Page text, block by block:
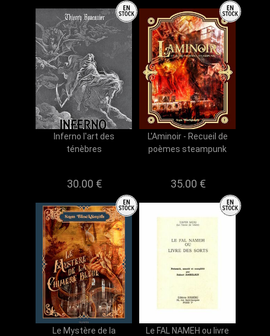
Inferno l'art des
ténèbres
30.00 €
L'Aminoir - Recueil de
poèmes steampunk
35.00 €
Le Mystère de la
Le FAL NAMEH ou livre